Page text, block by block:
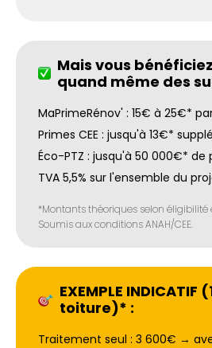
Mais vous bénéficiez
quand même des
MaPrimeRénov' : 15€ à 25€*
Primes CEE : jusqu'à 13€*
Éco-PTZ : jusqu'à 50 000€* de
TVA 5,5% sur l'ensemble du
*Montants théoriques selon
Soumis aux conditions ANAH/CEE.
EXEMPLE INDICATIF
toiture)* :
Traitement seul : 3 600€ →